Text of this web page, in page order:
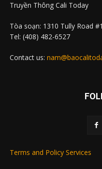
Truyền Thông Cali Today
Tòa soạn: 1310 Tully Road
Tel: (408) 482-6527
Contact us:
Terms and Policy Services